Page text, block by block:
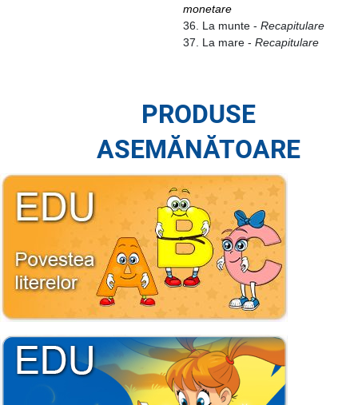
monetare
36. La munte - Recapitulare
37. La mare - Recapitulare
PRODUSE
ASEMĂNĂTOARE